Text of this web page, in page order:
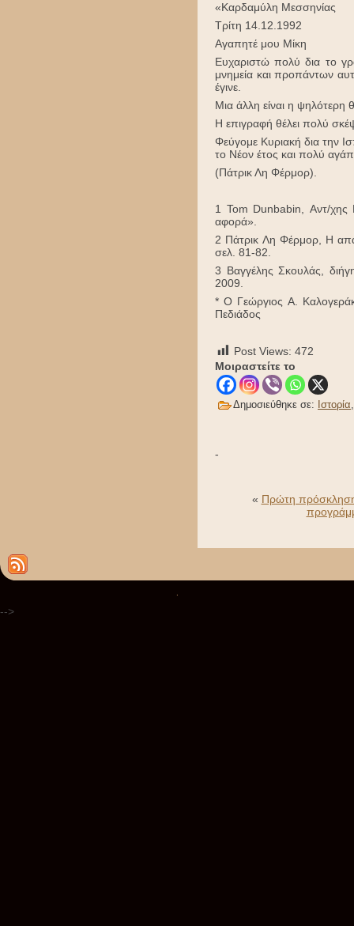
«Καρδαμύλη Μεσσηνίας
Τρίτη 14.12.1992
Αγαπητέ μου Μίκη
Ευχαριστώ πολύ δια το
μνημεία και προπάντων
έγινε.
Μια άλλη είναι η
Η επιγραφή θέλει πολύ
Φεύγομε Κυριακή δια την
το Νέον έτος και πολύ
(Πάτρικ Λη Φέρμορ).
1 Tom Dunbabin, Αντ/χης
αφορά».
2 Πάτρικ Λη Φέρμορ, Η
σελ. 81-82.
3 Βαγγέλης Σκουλάς,
2009.
* O Γεώργιος Α.
Πεδιάδος
Post Views: 472
Μοιραστείτε το
Δημοσιεύθηκε σε: Ιστορία
-
« Πρώτη πρόσκληση
-->